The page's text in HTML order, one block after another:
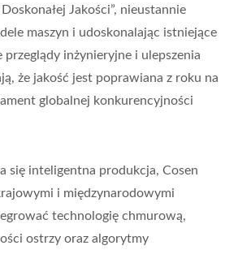
Jakości”, nieustannie
maszyn i udoskonalając istniejące
przeglądy inżynieryjne i ulepszenia
że jakość jest poprawiana z roku na
globalnej konkurencyjności
się inteligentna produkcja, Cosen
i międzynarodowymi
technologię chmurową,
ostrzy oraz algorytmy